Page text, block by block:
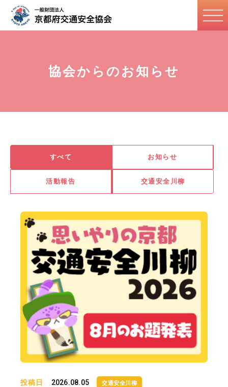
協会からのお知らせ
すべて お知らせ
活動報告 交通安全川柳
投稿日 2026.08.05 交通安全川柳